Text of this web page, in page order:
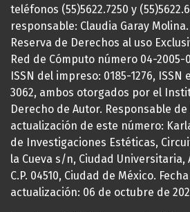
teléfonos (55)5622.7250 y
responsable: Claudia Garay
Reserva de Derechos al uso
Red de Cómputo número 04-2005-
ISSN del impreso: 0185-1276, ISSN
3062, ambos otorgados por el
Derecho de Autor. Responsable
actualización de este número:
de Investigaciones Estéticas,
la Cueva s/n, Ciudad Universitaria,
C.P. 04510, Ciudad de México.
actualización: 06 de octubre de